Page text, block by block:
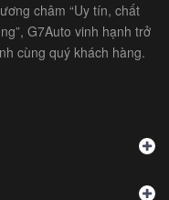
châm “Uy tín, chất
G7Auto vinh hạnh trở
cùng quý khách hàng.